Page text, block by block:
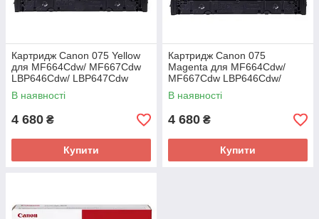
Картридж Canon 075 Yellow
для MF664Cdw/ MF667Cdw
LBP646Cdw/ LBP647Cdw
(6362C002AA)
В наявності
4 680 ₴
Купити
Картридж Canon 075
Magenta для MF664Cdw/
MF667Cdw LBP646Cdw/
LBP647Cdw (6363C002AA)
В наявності
4 680 ₴
Купити